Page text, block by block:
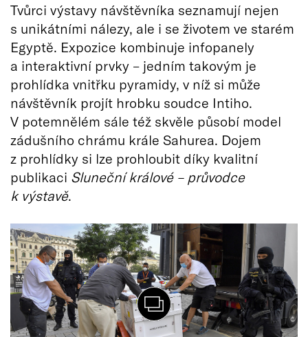
Tvůrci výstavy návštěvníka seznamují nejen
s unikátními nálezy, ale i se životem ve starém
Egyptě. Expozice kombinuje infopanely
a interaktivní prvky – jedním takovým je
prohlídka vnitřku pyramidy, v níž si může
návštěvník projít hrobku soudce Intiho.
V potemnělém sále též skvěle působí model
zádušního chrámu krále Sahurea. Dojem
z prohlídky si lze prohloubit díky kvalitní
publikaci Sluneční králové – průvodce
k výstavě.